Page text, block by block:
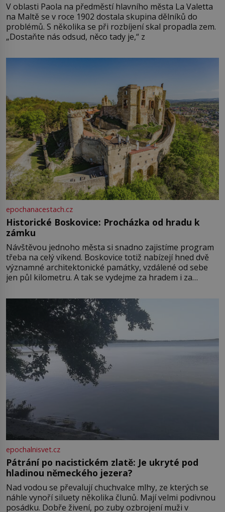
V oblasti Paola na předměstí hlavního města La Valetta
na Maltě se v roce 1902 dostala skupina dělníků do
problémů. S několika se při rozbíjení skal propadla zem.
„Dostaňte nás odsud, něco tady je,“ z
epochanacestach.cz
Historické Boskovice: Procházka od hradu k
zámku
Návštěvou jednoho města si snadno zajistíme program
třeba na celý víkend. Boskovice totiž nabízejí hned dvě
významné architektonické památky, vzdálené od sebe
jen půl kilometru. A tak se vydejme za hradem i za
Boskovice na okraji Drahanské vrchoviny vznikla někdy
ve13. století, a už v roce 1313 kronikáři zaznamenali
epochalnisvet.cz
Pátrání po nacistickém zlatě: Je ukryté pod
hladinou německého jezera?
Nad vodou se převalují chuchvalce mlhy, ze kterých se
náhle vynoří siluety několika člunů. Mají velmi podivnou
posádku. Dobře živení, po zuby ozbrojení muži v